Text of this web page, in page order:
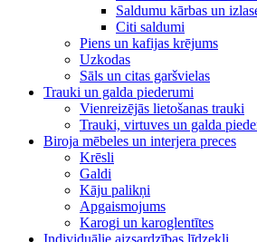
Saldumu kārbas un
Citi saldumi
Piens un kafijas krējums
Uzkodas
Sāls un citas garšvielas
Trauki un galda piederumi
Vienreizējās lietošanas trauki
Trauki, virtuves un galda
Biroja mēbeles un interjera preces
Krēsli
Galdi
Kāju palikņi
Apgaismojums
Karogi un karoglentītes
Individuālie aizsardzības līdzekļi